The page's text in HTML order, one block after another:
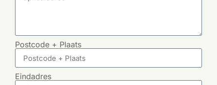
Postcode + Plaats
Eindadres